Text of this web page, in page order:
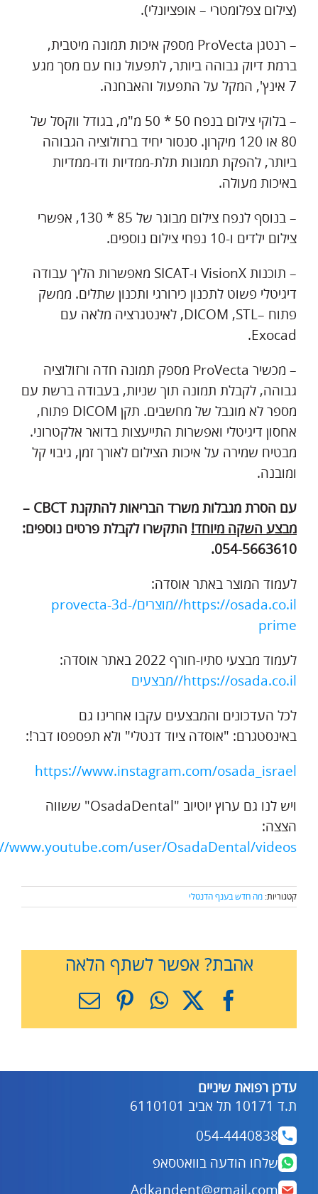
(צילום צפלומטרי – אופציונלי).
– רנטגן ProVecta מספק איכות תמונה מיטבית,
ברמת דיוק גבוהה ביותר, לתפעול נוח עם מסך מגע
7 אינץ', המקל על התפעול והאבחנה.
– בלוקי צילום בנפח 50 * 50 מ"מ, בגודל ווקסל של
80 או 120 מיקרון. סנסור יחיד ברזולוציה הגבוהה
ביותר, להפקת תמונות תלת-ממדיות ודו-ממדיות
באיכות מעולה.
– בנוסף לנפח צילום מבוגר של 85 * 130, אפשרי
צילום ילדים ו-10 נפחי צילום נוספים.
– תוכנות VisionX ו-SICAT מאפשרות הליך עבודה
דיגיטלי פשוט לתכנון כירורגי ותכנון שתלים. ממשק
פתוח –DICOM ,STL, לאינטגרציה מלאה עם
Exocad.
– מכשיר ProVecta מספק תמונה חדה ורזולוציה
גבוהה, לקבלת תמונה תוך שניות, בעבודה ברשת עם
מספר לא מוגבל של מחשבים. תקן DICOM פתוח,
אחסון דיגיטלי ואפשרות התייעצות בדואר אלקטרוני.
מבטיח שמירה על איכות הצילום לאורך זמן, גיבוי קל
ומובנה.
עם הסרת מגבלות משרד הבריאות להתקנתCBCT
–
מבצע השקה מיוחד! התקשרו לקבלת פרטים נוספים:
054-5663610.
לעמוד המוצר באתר אוסדה:
https://osada.co.il//מוצרים/provecta-3d-
prime
לעמוד מבצעי סתיו-חורף 2022 באתר אוסדה:
https://osada.co.il//מבצעים
לכל העדכונים והמבצעים עקבו אחרינו גם
באינסטגרם: "אוסדה ציוד דנטלי" ולא תפספסו דבר!:
https://www.instagram.com/osada_israel
ויש לנו גם ערוץ יוטיוב "OsadaDental" ששווה
הצצה:
www.youtube.com/user/OsadaDental/videos
קטגוריות: מה חדש בענף הדנטלי
אהבת? אפשר לשתף הלאה
Facebook
X
WhatsApp
Pinterest
כתובת
עדכן רפואת שיניים
ת.ד 10171 תל אביב 6110101
054-4440838
שלחו הודעה בוואטסאפ
Adkandent@gmail.com